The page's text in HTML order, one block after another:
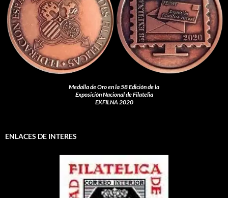
Medalla de Oro en la 58 Edición de la
Exposición Nacional de Filatelia
EXFILNA 2020
ENLACES DE INTERES